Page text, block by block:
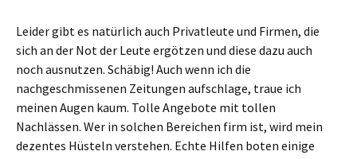
Leider gibt es natürlich auch Privatleute und Firmen, die
sich an der Not der Leute ergötzen und diese dazu auch
noch ausnutzen. Schäbig! Auch wenn ich die
nachgeschmissenen Zeitungen aufschlage, traue ich
meinen Augen kaum. Tolle Angebote mit tollen
Nachlässen. Wer in solchen Bereichen firm ist, wird mein
dezentes Hüsteln verstehen. Echte Hilfen boten einige